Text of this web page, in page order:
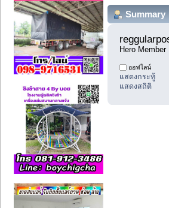
Summary
Hero Member
ออฟไลน์
แสดงกระทู้
แสดงสถิติ